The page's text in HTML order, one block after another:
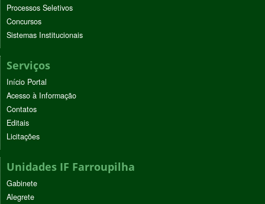
Processos Seletivos
Concursos
Sistemas Institucionais
Serviços
Início Portal
Acesso à Informação
Contatos
Editais
Licitações
Unidades IF Farroupilha
Gabinete
Alegrete